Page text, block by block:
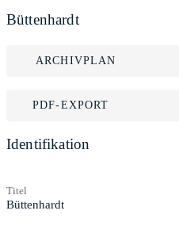
Büttenhardt
ARCHIVPLAN
PDF-EXPORT
Identifikation
Titel
Büttenhardt